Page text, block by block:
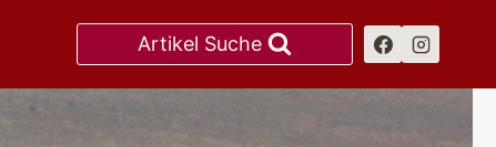
Artikel Suche